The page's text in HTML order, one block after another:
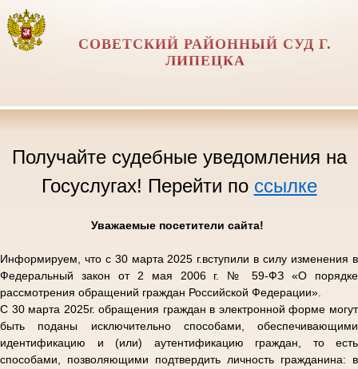
СОВЕТСКИЙ РАЙОННЫЙ СУД Г.
ЛИПЕЦКА
Получайте судебные уведомления на
Госуслугах! Перейти по ссылке
Уважаемые посетители сайта!
Информируем, что с 30 марта 2025 г.вступили в силу изменения в
Федеральный закон от 2 мая 2006 г. № 59-ФЗ «О порядке
рассмотрения обращений граждан Российской Федерации».
С 30 марта 2025г. обращения граждан в электронной форме могут
быть поданы исключительно способами, обеспечивающими
идентификацию и (или) аутентификацию граждан, то есть
способами, позволяющими подтвердить личность гражданина: в